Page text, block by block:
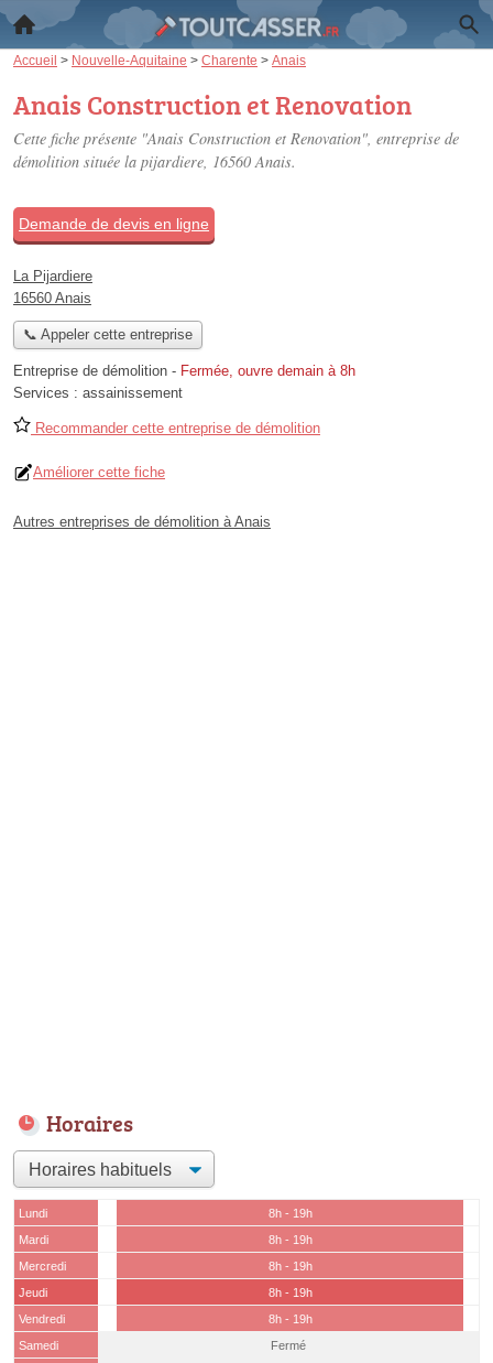
Accueil > Nouvelle-Aquitaine > Charente > Anais
Anais Construction et Renovation
Cette fiche présente "Anais Construction et Renovation", entreprise de
démolition située la pijardiere, 16560 Anais.
Demande de devis en ligne
La Pijardiere
16560 Anais
📞 Appeler cette entreprise
Entreprise de démolition - Fermée, ouvre demain à 8h
Services : assainissement
Recommander cette entreprise de démolition
Améliorer cette fiche
Autres entreprises de démolition à Anais
Horaires
Lundi
8h - 19h
Mardi
8h - 19h
Mercredi
8h - 19h
Jeudi
8h - 19h
Vendredi
8h - 19h
Samedi
Fermé